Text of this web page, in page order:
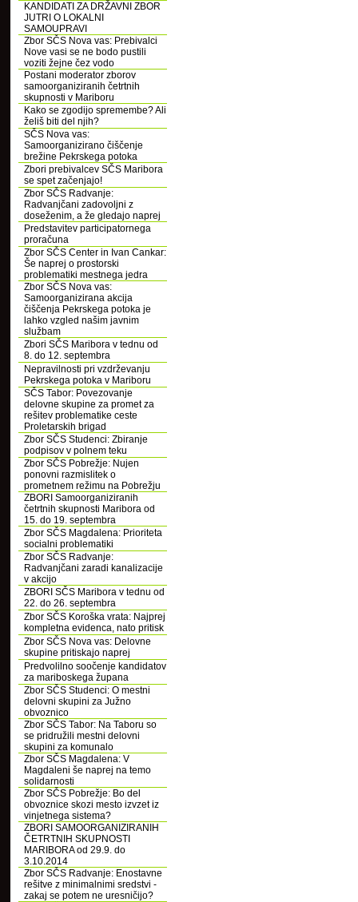
KANDIDATI ZA DRŽAVNI ZBOR
JUTRI O LOKALNI
SAMOUPRAVI
Zbor SČS Nova vas: Prebivalci
Nove vasi se ne bodo pustili
voziti žejne čez vodo
Postani moderator zborov
samoorganiziranih četrtnih
skupnosti v Mariboru
Kako se zgodijo spremembe? Ali
želiš biti del njih?
SČS Nova vas:
Samoorganizirano čiščenje
brežine Pekrskega potoka
Zbori prebivalcev SČS Maribora
se spet začenjajo!
Zbor SČS Radvanje:
Radvanjčani zadovoljni z
doseženim, a že gledajo naprej
Predstavitev participatornega
proračuna
Zbor SČS Center in Ivan Cankar:
Še naprej o prostorski
problematiki mestnega jedra
Zbor SČS Nova vas:
Samoorganizirana akcija
čiščenja Pekrskega potoka je
lahko vzgled našim javnim
službam
Zbori SČS Maribora v tednu od
8. do 12. septembra
Nepravilnosti pri vzdrževanju
Pekrskega potoka v Mariboru
SČS Tabor: Povezovanje
delovne skupine za promet za
rešitev problematike ceste
Proletarskih brigad
Zbor SČS Studenci: Zbiranje
podpisov v polnem teku
Zbor SČS Pobrežje: Nujen
ponovni razmislitek o
prometnem režimu na Pobrežju
ZBORI Samoorganiziranih
četrtnih skupnosti Maribora od
15. do 19. septembra
Zbor SČS Magdalena: Prioriteta
socialni problematiki
Zbor SČS Radvanje:
Radvanjčani zaradi kanalizacije
v akcijo
ZBORI SČS Maribora v tednu od
22. do 26. septembra
Zbor SČS Koroška vrata: Najprej
kompletna evidenca, nato pritisk
Zbor SČS Nova vas: Delovne
skupine pritiskajo naprej
Predvolilno soočenje kandidatov
za mariboskega župana
Zbor SČS Studenci: O mestni
delovni skupini za Južno
obvoznico
Zbor SČS Tabor: Na Taboru so
se pridružili mestni delovni
skupini za komunalo
Zbor SČS Magdalena: V
Magdaleni še naprej na temo
solidarnosti
Zbor SČS Pobrežje: Bo del
obvoznice skozi mesto izvzet iz
vinjetnega sistema?
ZBORI SAMOORGANIZIRANIH
ČETRTNIH SKUPNOSTI
MARIBORA od 29.9. do
3.10.2014
Zbor SČS Radvanje: Enostavne
rešitve z minimalnimi sredstvi -
zakaj se potem ne uresničijo?